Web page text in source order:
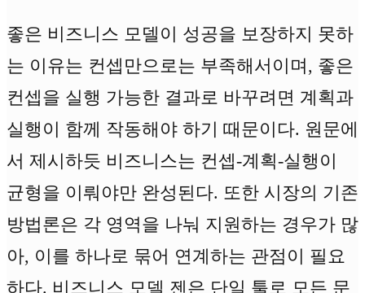
좋은 비즈니스 모델이 성공을 보장하지 못하
는 이유는 컨셉만으로는 부족해서이며, 좋은
컨셉을 실행 가능한 결과로 바꾸려면 계획과
실행이 함께 작동해야 하기 때문이다. 원문에
서 제시하듯 비즈니스는 컨셉-계획-실행이
균형을 이뤄야만 완성된다. 또한 시장의 기존
방법론은 각 영역을 나눠 지원하는 경우가 많
아, 이를 하나로 묶어 연계하는 관점이 필요
하다. 비즈니스 모델 젠은 단일 툴로 모든 문